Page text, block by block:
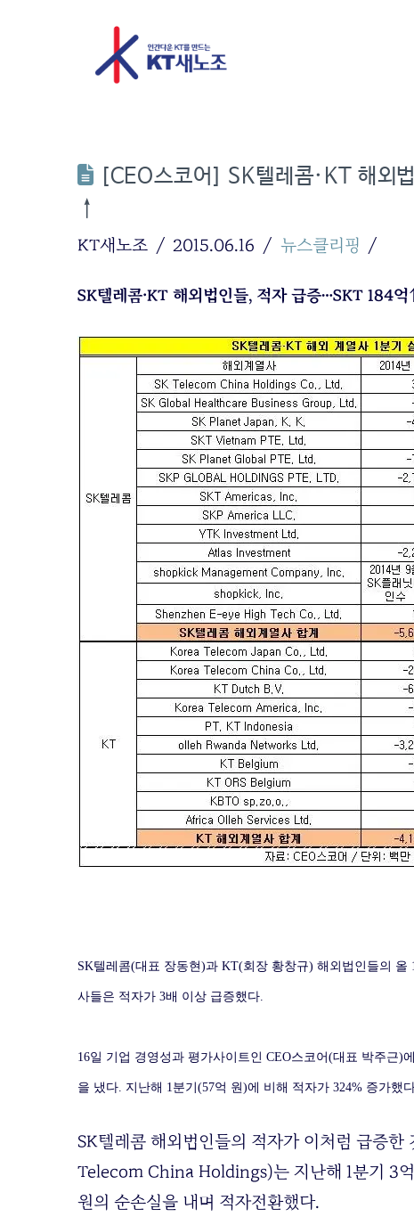
[CEO스코어] SK텔레콤·KT 해
↑
KT새노조 2015.06.16 뉴스클리핑
SK텔레콤·KT 해외법인들, 적자 급증…SKT 184
SK텔레콤(대표 장동현)과 KT(회장 황창규) 해외법인들의
사들은 적자가 3배 이상 급증했다.
16일 기업 경영성과 평가사이트인 CEO스코어(대표 박주근)
을 냈다. 지난해 1분기(57억 원)에 비해 적자가 324% 증가했
SK텔레콤 해외법인들의 적자가 이처럼 급증
Telecom China Holdings)는 지난해 1분기 3
원의 순손실을 내며 적자전환했다.